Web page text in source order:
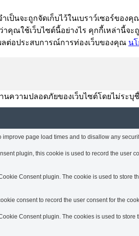
จะถูกจัดเก็บไว้ในเบราว์เซอร์ของคุ
ณใช้เว็บไซต์นี้อย่างไร คุกกี้เหล่านี้จะ
ลต่อประสบการณ์การท่องเว็บของคุณ น
ความปลอดภัยของเว็บไซต์โดยไม่ระบุ
improve page load times and to disallow any
plugin, this cookie is used to record the user
Consent plugin. The cookie is used to store
consent to record the user consent for the
Consent plugin. The cookies is used to